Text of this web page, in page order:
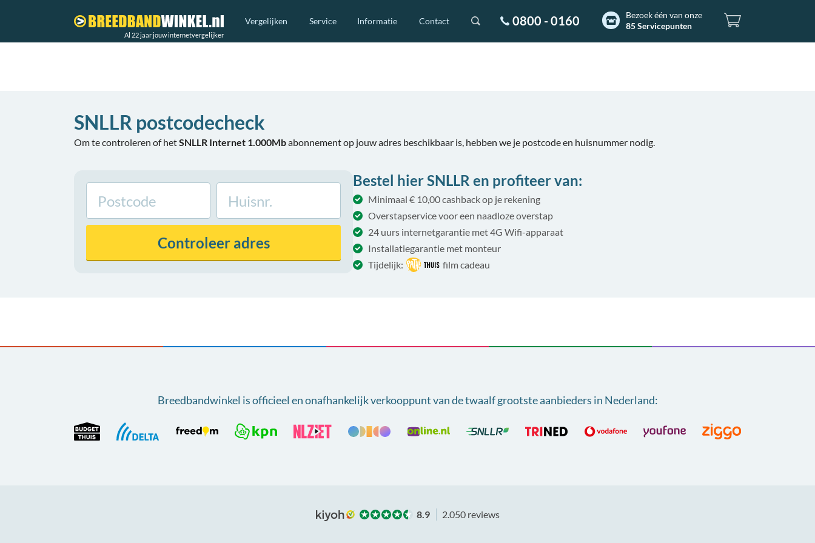
Al 22 jaar jouw internetvergelijker
Vergelijken Service Informatie Contact 0800 - 0160
Bezoek één van onze
85 Servicepunten
SNLLR postcodecheck
Om te controleren of hetSNLLR Internet 1.000Mbabonnement op jouw adres beschikbaar is, hebben we je postcode en huisnummer nodig.
Controleeradres
Bestel hier SNLLR en profiteer van:
Minimaal € 10,00 cashback op je rekening
Overstapservice voor een naadloze overstap
24 uurs internetgarantie met 4G Wifi-apparaat
Installatiegarantie met monteur
Tijdelijk:
film cadeau
Breedbandwinkel is officieel en onafhankelijk verkooppunt vande twaalf grootste aanbieders in Nederland:
8.9 2.050 reviews